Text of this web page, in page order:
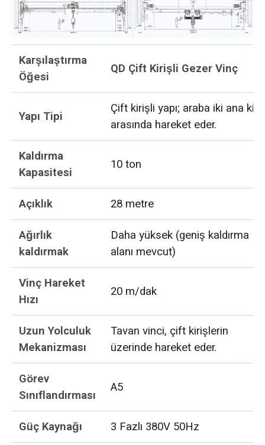
Karşılaştırma
Öğesi
QD Çift Kirişli Gezer Vinç
Yapı Tipi
Çift kirişli yapı; araba iki ana
arasında hareket eder.
Kaldırma
Kapasitesi
10 ton
Açıklık
28 metre
Ağırlık
kaldırmak
Daha yüksek (geniş kaldırma
alanı mevcut)
Vinç Hareket
Hızı
20 m/dak
Uzun Yolculuk
Mekanizması
Tavan vinci, çift kirişlerin
üzerinde hareket eder.
Görev
Sınıflandırması
A5
Güç Kaynağı
3 Fazlı 380V 50Hz